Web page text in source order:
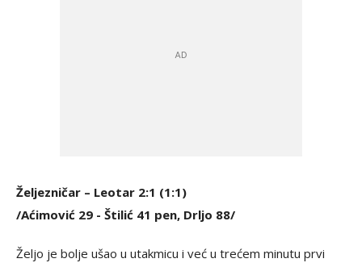
Željezničar – Leotar 2:1 (1:1)
/Aćimović 29 - Štilić 41 pen, Drljo 88/
Željo je bolje ušao u utakmicu i već u trećem minutu prvi